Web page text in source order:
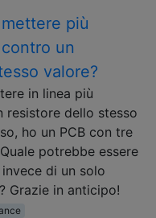
più
un
valore?
in linea più
resistore dello stesso
ho un PCB con tre
potrebbe essere
di un solo
Grazie in anticipo!